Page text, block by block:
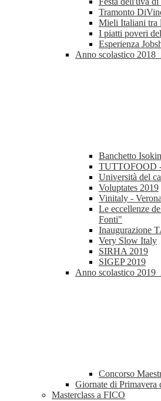
Tramonto
Mieli Italiani tra
I piatti poveri
Esperienza
Anno scolastico
Banchetto
TUTTOFOOD
Università del
Voluptates 2019
Vinitaly -
Le eccellenze
Fonti"
Inaugurazione
Very Slow Italy
SIRHA 2019
SIGEP 2019
Anno scolastico
Concorso
Giornate di Primavera
Masterclass a FICO